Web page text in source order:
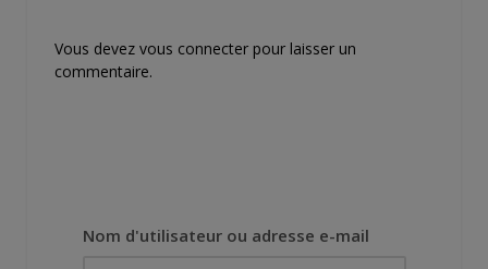
Vous devez vous connecter pour laisser un
commentaire.
Nom d'utilisateur ou adresse e-mail